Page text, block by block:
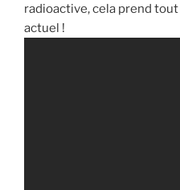
radioactive, cela prend
actuel !